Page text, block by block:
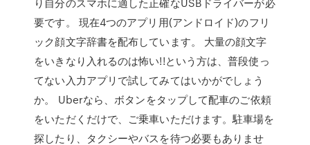
要です。 現在4つのアプリ用(アンドロイド)のフリ
ック顔文字辞書を配布しています。 大量の顔文字
をいきなり入れるのは怖い!!という方は、普段使っ
てない入力アプリで試してみてはいかがでしょう
か。 Uberなら、ボタンをタップして配車のご依頼
をいただくだけで、ご乗車いただけます。駐車場を
探したり、タクシーやバスを待つ必要もありませ